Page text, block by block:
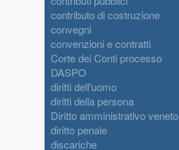
contributo di costruzione
convegni
convenzioni e contratti
Corte dei Conti processo
DASPO
diritti dell'uomo
diritti della persona
Diritto amministrativo veneto
diritto penale
discariche